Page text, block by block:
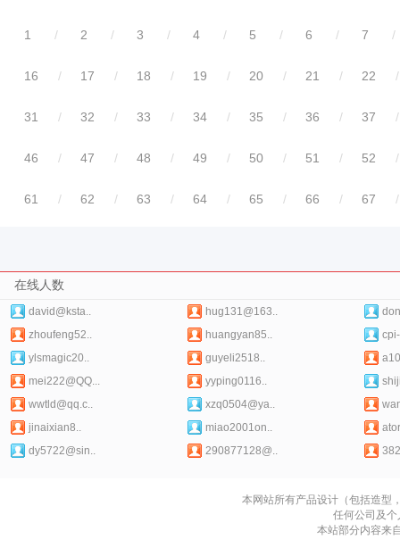
1 / 2 / 3 / 4 / 5 / 6 / 7 /
16 / 17 / 18 / 19 / 20 / 21 / 22 /
31 / 32 / 33 / 34 / 35 / 36 / 37 /
46 / 47 / 48 / 49 / 50 / 51 / 52 /
61 / 62 / 63 / 64 / 65 / 66 / 67 /
在线人数
david@ksta.. hug131@163..
zhoufeng52..
huangyan85..
ylsmagic20..
guyeli2518..
mei222@QQ...
yyping0116..
wwtld@qq.c..
xzq0504@ya..
jinaixian8..
miao2001on..
dy5722@sin..
290877128@..
本网站所有产品设计（包括造型
任何公司及
本站部分内容来